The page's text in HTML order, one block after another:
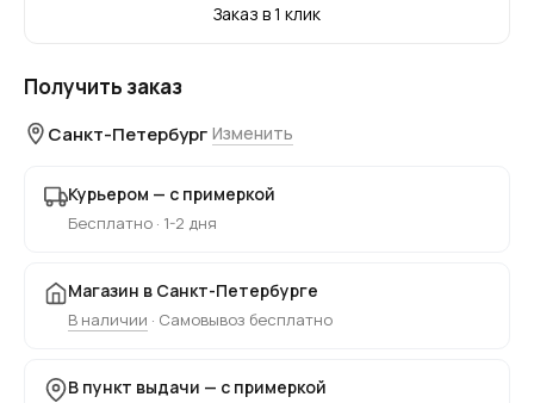
Заказ в 1 клик
Получить заказ
Санкт-Петербург Изменить
Курьером — с примеркой
Бесплатно · 1-2 дня
Магазин в Санкт-Петербурге
В наличии · Самовывоз бесплатно
В пункт выдачи — с примеркой